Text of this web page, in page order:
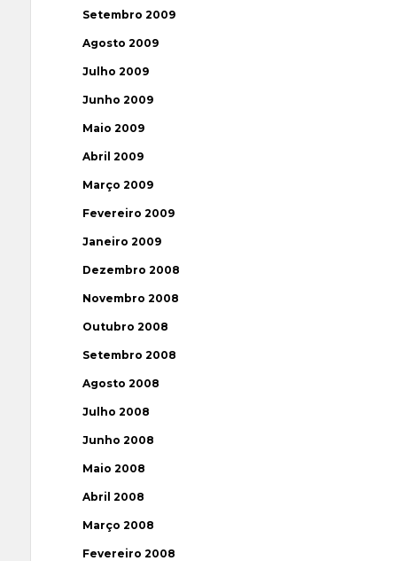
Setembro 2009
Agosto 2009
Julho 2009
Junho 2009
Maio 2009
Abril 2009
Março 2009
Fevereiro 2009
Janeiro 2009
Dezembro 2008
Novembro 2008
Outubro 2008
Setembro 2008
Agosto 2008
Julho 2008
Junho 2008
Maio 2008
Abril 2008
Março 2008
Fevereiro 2008